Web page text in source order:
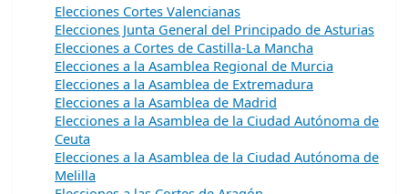
Elecciones Cortes Valencianas
Elecciones Junta General del Principado de Asturias
Elecciones a Cortes de Castilla-La Mancha
Elecciones a la Asamblea Regional de Murcia
Elecciones a la Asamblea de Extremadura
Elecciones a la Asamblea de Madrid
Elecciones a la Asamblea de la Ciudad Autónoma de
Ceuta
Elecciones a la Asamblea de la Ciudad Autónoma de
Melilla